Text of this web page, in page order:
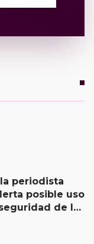
periodista
posible uso
de la